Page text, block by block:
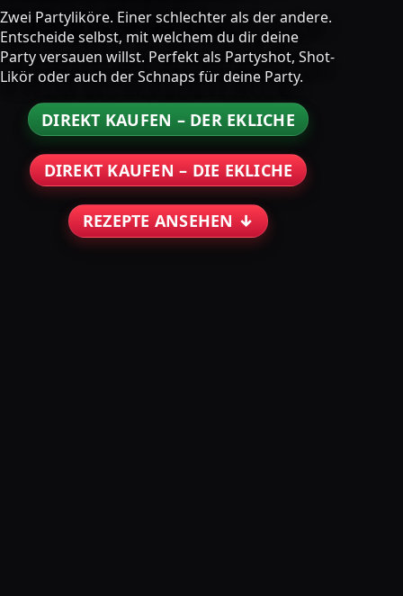
Zwei Partyliköre. Einer schlechter als der andere.
Entscheide selbst, mit welchem du dir deine
Party versauen willst. Perfekt als Partyshot, Shot-
Likör oder auch der Schnaps für deine Party.
DIREKT KAUFEN – DER EKLICHE
DIREKT KAUFEN – DIE EKLICHE
REZEPTE ANSEHEN ↓